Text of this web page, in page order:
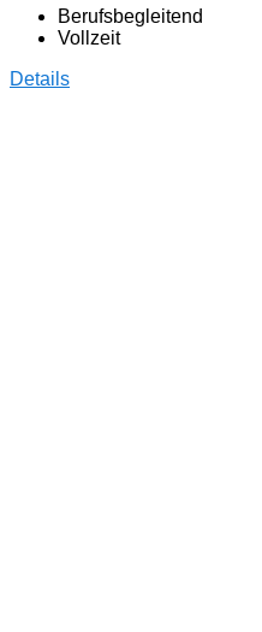
Berufsbegleitend
Vollzeit
Details